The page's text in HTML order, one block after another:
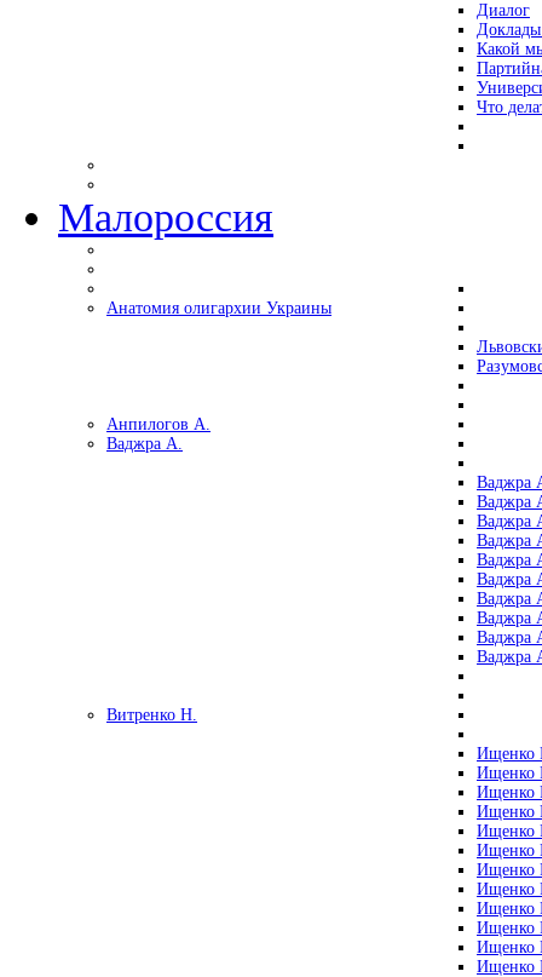
Диалог
Какой
Что
Малороссия
Анатомия олигархии Украины
Анпилогов А.
Ваджра А.
Ваджра
Ваджра
Ваджра
Ваджра
Ваджра
Ваджра
Ваджра
Ваджра
Ваджра
Ваджра
Витренко Н.
Ищенко
Ищенко
Ищенко
Ищенко
Ищенко
Ищенко
Ищенко
Ищенко
Ищенко
Ищенко
Ищенко
Ищенко